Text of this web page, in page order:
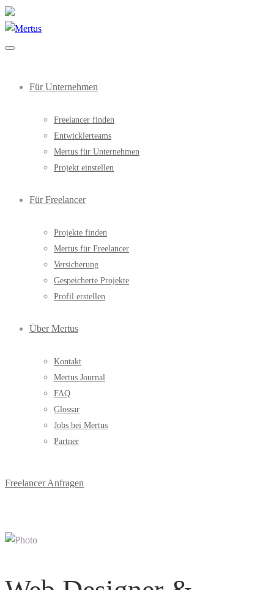
Für Unternehmen
Freelancer finden
Entwicklerteams
Mertus für Unternehmen
Projekt einstellen
Für Freelancer
Projekte finden
Mertus für Freelancer
Versicherung
Gespeicherte Projekte
Profil erstellen
Über Mertus
Kontakt
Mertus Journal
FAQ
Glossar
Jobs bei Mertus
Partner
Freelancer Anfragen